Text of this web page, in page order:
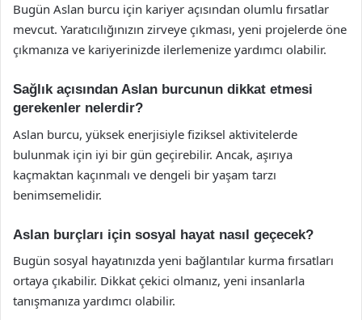
Bugün Aslan burcu için kariyer açısından olumlu fırsatlar
mevcut. Yaratıcılığınızın zirveye çıkması, yeni projelerde öne
çıkmanıza ve kariyerinizde ilerlemenize yardımcı olabilir.
Sağlık açısından Aslan burcunun dikkat etmesi
gerekenler nelerdir?
Aslan burcu, yüksek enerjisiyle fiziksel aktivitelerde
bulunmak için iyi bir gün geçirebilir. Ancak, aşırıya
kaçmaktan kaçınmalı ve dengeli bir yaşam tarzı
benimsemelidir.
Aslan burçları için sosyal hayat nasıl geçecek?
Bugün sosyal hayatınızda yeni bağlantılar kurma fırsatları
ortaya çıkabilir. Dikkat çekici olmanız, yeni insanlarla
tanışmanıza yardımcı olabilir.